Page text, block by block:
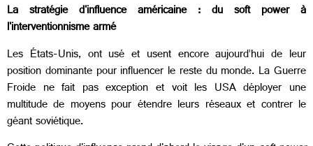
La stratégie d'influence américaine : du soft power à
l'interventionnisme armé
Les États-Unis, ont usé et usent encore aujourd’hui de leur
position dominante pour influencer le reste du monde. La Guerre
Froide ne fait pas exception et voit les USA déployer une
multitude de moyens pour étendre leurs réseaux et contrer le
géant soviétique.